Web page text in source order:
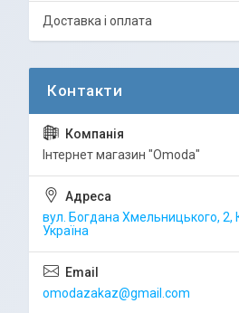
Доставка і оплата
Інтернет магазин "Omoda"
вул. Богдана Хмельницького, 2,
Україна
omodazakaz@gmail.com